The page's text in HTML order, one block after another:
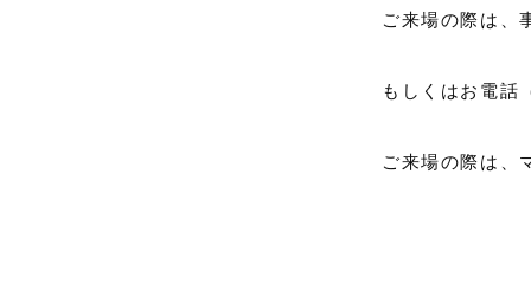
ご来場の際は
もしくはお電話
ご来場の際は、